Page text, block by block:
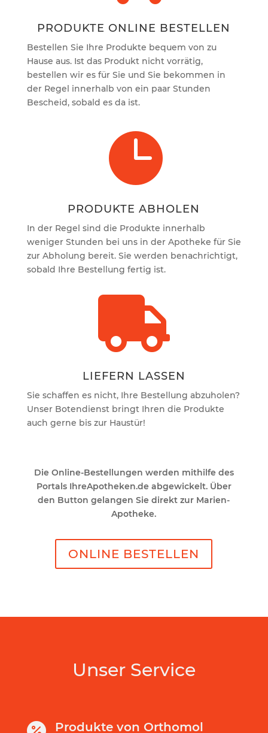
PRODUKTE ONLINE BESTELLEN
Bestellen Sie Ihre Produkte bequem von zu
Hause aus. Ist das Produkt nicht vorrätig,
bestellen wir es für Sie und Sie bekommen in
der Regel innerhalb von ein paar Stunden
Bescheid, sobald es da ist.

PRODUKTE ABHOLEN
In der Regel sind die Produkte innerhalb
weniger Stunden bei uns in der Apotheke für Sie
zur Abholung bereit. Sie werden benachrichtigt,
sobald Ihre Bestellung fertig ist.

LIEFERN LASSEN
Sie schaffen es nicht, Ihre Bestellung abzuholen?
Unser Botendienst bringt Ihren die Produkte
auch gerne bis zur Haustür!
Die Online-Bestellungen werden mithilfe des
Portals IhreApotheken.de abgewickelt. Über
den Button gelangen Sie direkt zur Marien-
Apotheke.
ONLINE BESTELLEN
Unser Service
Produkte von Orthomol